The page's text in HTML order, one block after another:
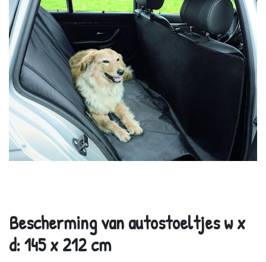
Bescherming van autostoeltjes w x
d: 145 x 212 cm